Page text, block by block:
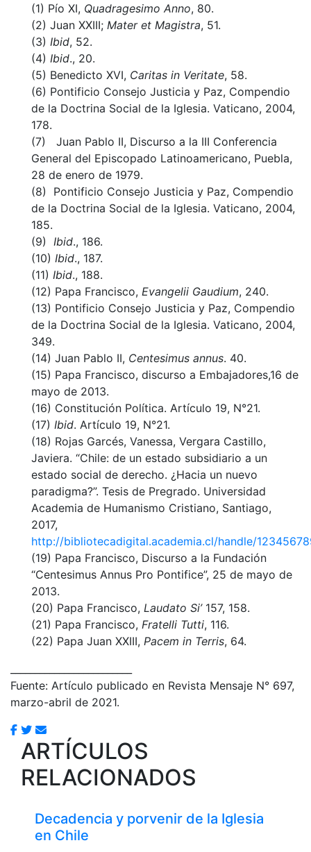
(1) Pío XI, Quadragesimo Anno, 80.
(2) Juan XXIII; Mater et Magistra, 51.
(3) Ibid, 52.
(4) Ibid., 20.
(5) Benedicto XVI, Caritas in Veritate, 58.
(6) Pontificio Consejo Justicia y Paz, Compendio
de la Doctrina Social de la Iglesia. Vaticano, 2004,
178.
(7) Juan Pablo II, Discurso a la III Conferencia
General del Episcopado Latinoamericano, Puebla,
28 de enero de 1979.
(8) Pontificio Consejo Justicia y Paz, Compendio
de la Doctrina Social de la Iglesia. Vaticano, 2004,
185.
(9) Ibid., 186.
(10) Ibid., 187.
(11) Ibid., 188.
(12) Papa Francisco, Evangelii Gaudium, 240.
(13) Pontificio Consejo Justicia y Paz, Compendio
de la Doctrina Social de la Iglesia. Vaticano, 2004,
349.
(14) Juan Pablo II, Centesimus annus. 40.
(15) Papa Francisco, discurso a Embajadores,16 de
mayo de 2013.
(16) Constitución Política. Artículo 19, N°21.
(17) Ibid. Artículo 19, N°21.
(18) Rojas Garcés, Vanessa, Vergara Castillo,
Javiera. “Chile: de un estado subsidiario a un
estado social de derecho. ¿Hacia un nuevo
paradigma?”. Tesis de Pregrado. Universidad
Academia de Humanismo Cristiano, Santiago,
2017,
http://bibliotecadigital.academia.cl/handle/
(19) Papa Francisco, Discurso a la Fundación
“Centesimus Annus Pro Pontifice”, 25 de mayo de
2013.
(20) Papa Francisco, Laudato Si’157, 158.
(21) Papa Francisco, Fratelli Tutti, 116.
(22) Papa Juan XXIII, Pacem in Terris, 64.
Fuente: Artículo publicado en Revista Mensaje N° 697,
marzo-abril de 2021.
ARTÍCULOS
RELACIONADOS
Decadencia y porvenir de la Iglesia
en Chile